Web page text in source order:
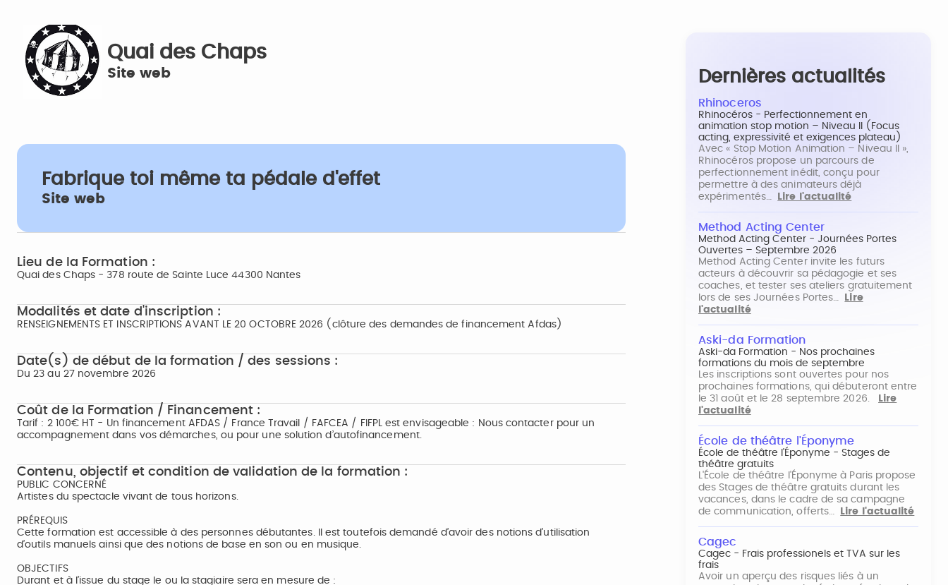
Quai des Chaps
Site web
Fabrique toi même ta pédale d'effet
Site web
Lieu de la Formation :
Quai des Chaps - 378 route de Sainte Luce 44300 Nantes
Modalités et date d'inscription :
RENSEIGNEMENTS ET INSCRIPTIONS AVANT LE 20 OCTOBRE 2026 (clôture des demandes de financement Afdas)
Date(s) de début de la formation / des sessions :
Du 23 au 27 novembre 2026
Coût de la Formation / Financement :
Tarif : 2 100€ HT - Un financement AFDAS / France Travail / FAFCEA / FIFPL est envisageable : Nous contacter pour un
accompagnement dans vos démarches, ou pour une solution d’autofinancement.
Contenu, objectif et condition de validation de la formation :
PUBLIC CONCERNÉ
Artistes du spectacle vivant de tous horizons.
PRÉREQUIS
Cette formation est accessible à des personnes débutantes. Il est toutefois demandé d’avoir des notions d’utilisation
d’outils manuels ainsi que des notions de base en son ou en musique.
OBJECTIFS
Durant et à l’issue du stage le ou la stagiaire sera en mesure de :
Dernières actualités
Rhinoceros
Rhinocéros - Perfectionnement en
animation stop motion – Niveau II (Focus
acting, expressivité et exigences plateau)
Avec « Stop Motion Animation – Niveau II »,
Rhinocéros propose un parcours de
perfectionnement inédit, conçu pour
permettre à des animateurs déjà
expérimentés…
Lire l'actualité
Method Acting Center
Method Acting Center - Journées Portes
Ouvertes – Septembre 2026
Method Acting Center invite les futurs
acteurs à découvrir sa pédagogie et ses
coaches, et tester ses ateliers gratuitement
lors de ses Journées Portes…
Lire
l'actualité
Aski-da Formation
Aski-da Formation - Nos prochaines
formations du mois de septembre
Les inscriptions sont ouvertes pour nos
prochaines formations, qui débuteront entre
le 31 août et le 28 septembre 2026.
Lire
l'actualité
École de théâtre l'Éponyme
École de théâtre l'Éponyme - Stages de
théâtre gratuits
L'École de théâtre l'Éponyme à Paris propose
des Stages de théâtre gratuits durant les
vacances, dans le cadre de sa campagne
de communication, offerts…
Lire l'actualité
Cagec
Cagec - Frais professionels et TVA sur les
frais
Avoir un aperçu des risques liés à un